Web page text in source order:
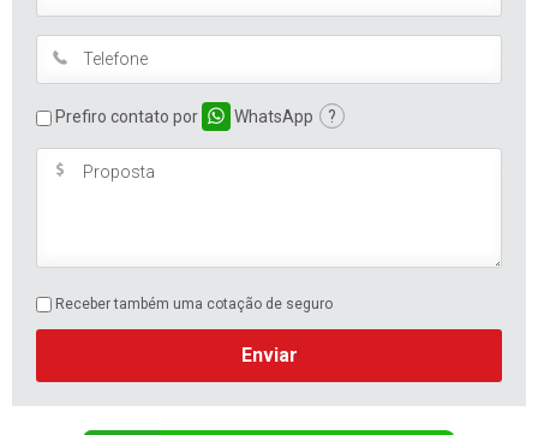
Prefiro contato por WhatsApp ?
Receber também uma cotação de seguro
Enviar